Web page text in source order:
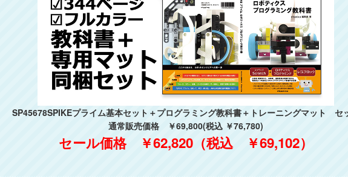
SP45678SPIKEプライム基本セット＋プログラミング教科書＋トレーニングマット セ
通常販売価格 ￥69,800(税込 ￥76,780)
セール価格 ￥62,820（税込 ￥69,102）